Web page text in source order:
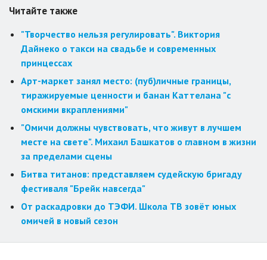
Читайте также
"Творчество нельзя регулировать". Виктория
Дайнеко о такси на свадьбе и современных
принцессах
Арт-маркет занял место: (пуб)личные границы,
тиражируемые ценности и банан Каттелана "с
омскими вкраплениями"
"Омичи должны чувствовать, что живут в лучшем
месте на свете". Михаил Башкатов о главном в жизни
за пределами сцены
Битва титанов: представляем судейскую бригаду
фестиваля "Брейк навсегда"
От раскадровки до ТЭФИ. Школа ТВ зовёт юных
омичей в новый сезон